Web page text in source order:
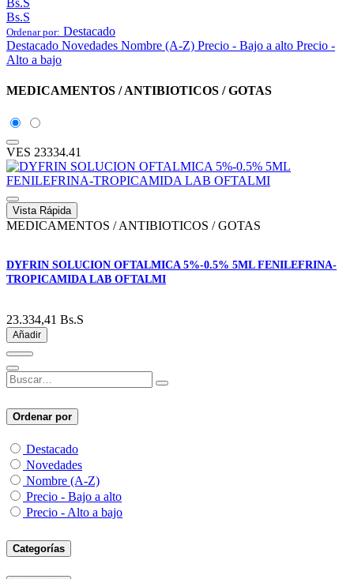
Bs.S
Bs.S
Ordenar por: Destacado
Destacado Novedades Nombre (A-Z) Precio - Bajo a alto Precio -
Alto a bajo
MEDICAMENTOS / ANTIBIOTICOS / GOTAS
VES 23334.41
Vista Rápida
MEDICAMENTOS / ANTIBIOTICOS / GOTAS
DYFRIN SOLUCION OFTALMICA 5%-0.5% 5ML FENILEFRINA-
TROPICAMIDA LAB OFTALMI
23.334,41 Bs.S
Añadir
Ordenar por
Destacado
Novedades
Nombre (A-Z)
Precio - Bajo a alto
Precio - Alto a bajo
Categorías